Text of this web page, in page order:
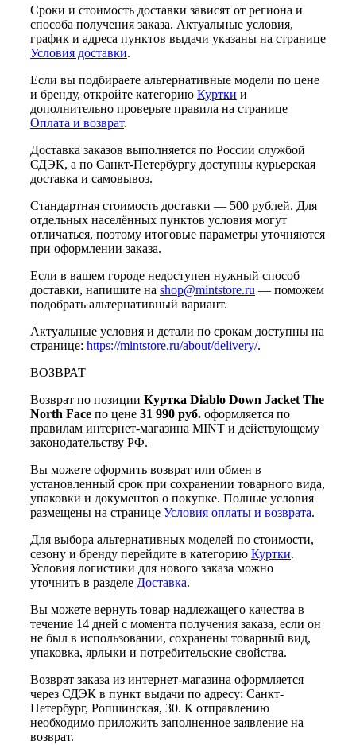
Сроки и стоимость доставки зависят от региона и
способа получения заказа. Актуальные условия,
график и адреса пунктов выдачи указаны на странице
Условия доставки.
Если вы подбираете альтернативные модели по цене
и бренду, откройте категорию Куртки и
дополнительно проверьте правила на странице
Оплата и возврат.
Доставка заказов выполняется по России службой
СДЭК, а по Санкт-Петербургу доступны курьерская
доставка и самовывоз.
Стандартная стоимость доставки — 500 рублей. Для
отдельных населённых пунктов условия могут
отличаться, поэтому итоговые параметры уточняются
при оформлении заказа.
Если в вашем городе недоступен нужный способ
доставки, напишите на shop@mintstore.ru — поможем
подобрать альтернативный вариант.
Актуальные условия и детали по срокам доступны на
странице: https://mintstore.ru/about/delivery/.
ВОЗВРАТ
Возврат по позиции Куртка Diablo Down Jacket The
North Face по цене 31 990 руб. оформляется по
правилам интернет-магазина MINT и действующему
законодательству РФ.
Вы можете оформить возврат или обмен в
установленный срок при сохранении товарного вида,
упаковки и документов о покупке. Полные условия
размещены на странице Условия оплаты и возврата.
Для выбора альтернативных моделей по стоимости,
сезону и бренду перейдите в категорию Куртки.
Условия логистики для нового заказа можно
уточнить в разделе Доставка.
Вы можете вернуть товар надлежащего качества в
течение 14 дней с момента получения заказа, если он
не был в использовании, сохранены товарный вид,
упаковка, ярлыки и потребительские свойства.
Возврат заказа из интернет-магазина оформляется
через СДЭК в пункт выдачи по адресу: Санкт-
Петербург, Ропшинская, 30. К отправлению
необходимо приложить заполненное заявление на
возврат.